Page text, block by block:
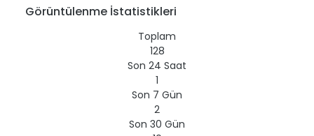
Görüntülenme İstatistikleri
Toplam
128
Son 24 Saat
1
Son 7 Gün
2
Son 30 Gün